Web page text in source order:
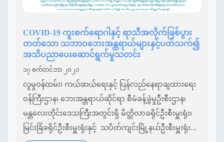
COVID-19 ကူးစက်ရောဂါနှင့် ရာသီအလိုက်ဖြစ်ပွား
တတ်သော သဘာဝဘေးအန္တရာယ်များနှင့်ပတ်သက်၍
အသိပညာပေးဆောင်ရွက်မှုသတင်း
၁၇ စက်တင်ဘာ ၂၀၂၁
လူမှုဝန်ထမ်း၊ ကယ်ဆယ်ရေးနှင့် ပြန်လည်နေရာချထားရေး
ဝန်ကြီးဌာန၊ ဘေးအန္တရာယ်ဆိုင်ရာ စီမံခန့်ခွဲမှုဦးစီးဌာန၊
မန္တလေးတိုင်း‌ဒေသကြီးအတွင်းရှိ မိတ္ထိလာခရိုင်ဦးစီးမှူးရုံး၊
မြင်းခြံခရိုင်ဦးစီးမှူးရုံးနှင့် သပိတ်ကျင်းမြို့နယ်ဦးစီးမှူးရုံး...